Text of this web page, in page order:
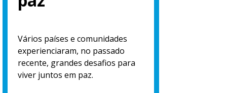
Vários países e comunidades
experienciaram, no passado
recente, grandes desafios para
viver juntos em paz.